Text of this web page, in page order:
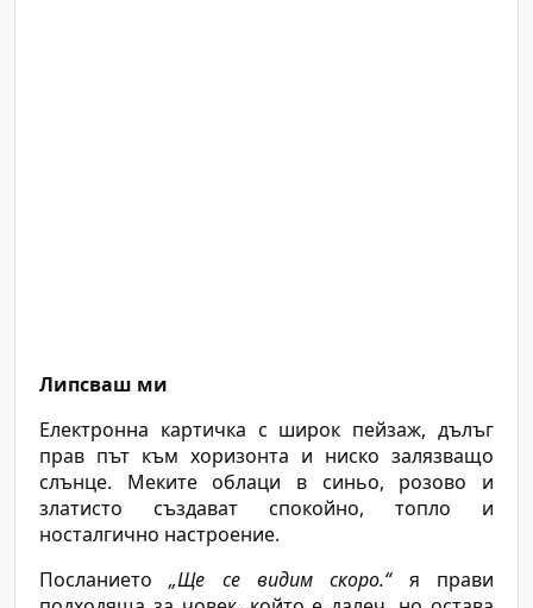
Липсваш ми
Електронна картичка с широк пейзаж, дълъг
прав път към хоризонта и ниско залязващо
слънце. Меките облаци в синьо, розово и
златисто създават спокойно, топло и
носталгично настроение.
Посланието„Ще се видим скоро.“я прави